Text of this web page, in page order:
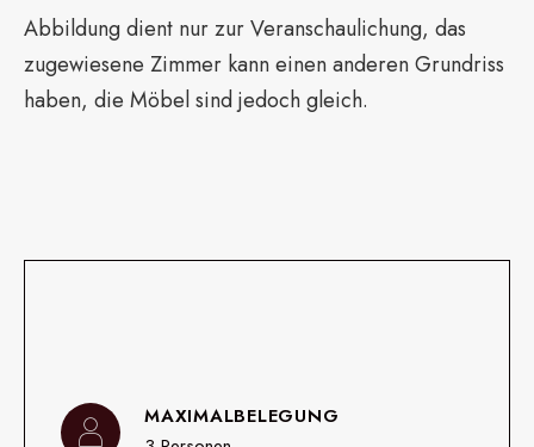
Abbildung dient nur zur Veranschaulichung, das
zugewiesene Zimmer kann einen anderen Grundriss
haben, die Möbel sind jedoch gleich.
MAXIMALBELEGUNG